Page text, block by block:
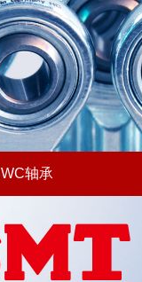
轴承